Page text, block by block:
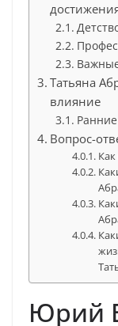
Татьяна
влияние
Вопрос-
Юрий